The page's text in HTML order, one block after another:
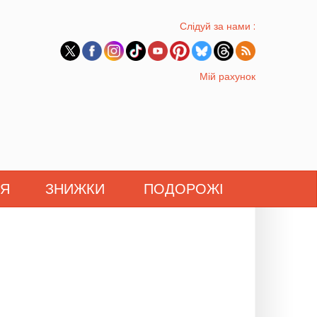
Слідуй за нами :
Мій рахунок
ЗНИЖКИ ПОДОРОЖІ